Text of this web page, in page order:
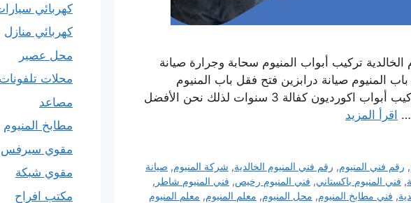
الخالدية تركيب أبواب المنيوم سحابة وجرارة صيانة
المنيوم صيانة درابزين فتح فقل باب المنيوم
تركيب أبواب المنيوم سحابة وصيانة أبواب جرارة تركيب أبواب اكورديون كفالة 3 سنوات لذلك نحن الأفضل
… اقرأ المزيد
, رقم فني المنيوم, رقم فني المنيوم الخالدية, شركة المنيوم, صيانة
, فني المنيوم باكستاني, فني المنيوم رخيص, فني المنيوم شاطر ,
, فني مطابخ المنيوم, محل المنيوم, معلم المنيوم, معلم المنيوم
كهربائي
كهربائي منازل
محل عصير
محلات تلفونات
مصاعد
مطابخ المنيوم
مقوي سيرفس
مقوي شبكة
مكتب افراح